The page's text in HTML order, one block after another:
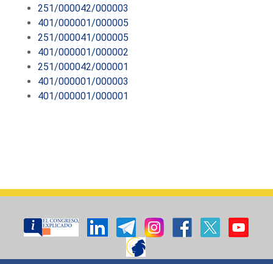
251/000042/000003
401/000001/000005
251/000041/000005
401/000001/000002
251/000042/000001
401/000001/000003
401/000001/000001